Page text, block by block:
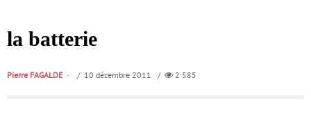
la batterie
Pierre FAGALDE / 10 décembre 2011 / 2 585